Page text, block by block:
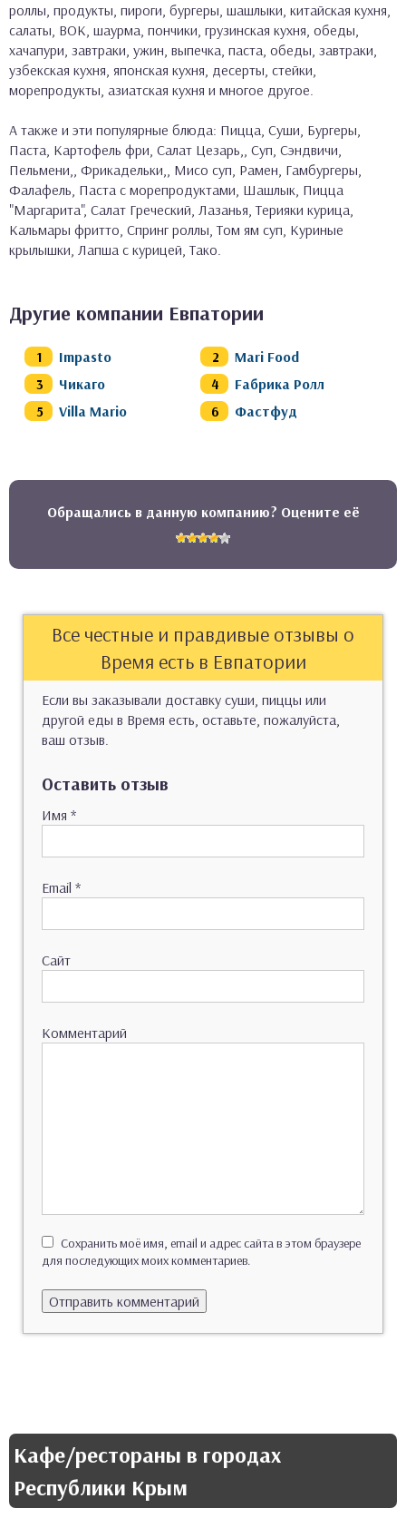
роллы, продукты, пироги, бургеры, шашлыки, китайская кухня,
салаты, ВОК, шаурма, пончики, грузинская кухня, обеды,
хачапури, завтраки, ужин, выпечка, паста, обеды, завтраки,
узбекская кухня, японская кухня, десерты, стейки,
морепродукты, азиатская кухня и многое другое.
А также и эти популярные блюда: Пицца, Суши, Бургеры,
Паста, Картофель фри, Салат Цезарь,, Суп, Сэндвичи,
Пельмени,, Фрикадельки,, Мисо суп, Рамен, Гамбургеры,
Фалафель, Паста с морепродуктами, Шашлык, Пицца
"Маргарита", Салат Греческий, Лазанья, Терияки курица,
Кальмары фритто, Спринг роллы, Том ям суп, Куриные
крылышки, Лапша с курицей, Тако.
Другие компании Евпатории
Impasto
Mari Food
Чикаго
Fабрика Ролл
Villa Mario
Фастфуд
Обращались в данную компанию? Оцените её
Все честные и правдивые отзывы о
Время есть в Евпатории
Если вы заказывали доставку суши, пиццы или
другой еды в Время есть, оставьте, пожалуйста,
ваш отзыв.
Оставить отзыв
Имя *
Email *
Сайт
Комментарий
Сохранить моё имя, email и адрес сайта в этом браузере
для последующих моих комментариев.
Кафе/рестораны в городах
Республики Крым